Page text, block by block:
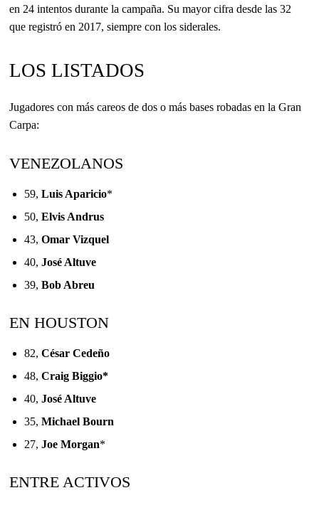
en 24 intentos durante la campaña. Su mayor cifra desde las 32
que registró en 2017, siempre con los siderales.
LOS LISTADOS
Jugadores con más careos de dos o más bases robadas en la Gran
Carpa:
VENEZOLANOS
59,Luis Aparicio*
50,Elvis Andrus
43,Omar Vizquel
40,José Altuve
39,Bob Abreu
EN HOUSTON
82,César Cedeño
48,Craig Biggio*
40,José Altuve
35,Michael Bourn
27,Joe Morgan*
ENTRE ACTIVOS